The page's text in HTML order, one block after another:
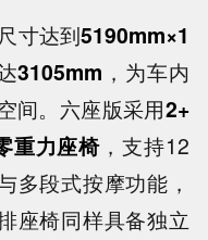
寸达到5190mm×1
3105mm ，为车内
间。六座版采用2+
重力座椅 ，支持12
多段式按摩功能，
座椅同样具备独立